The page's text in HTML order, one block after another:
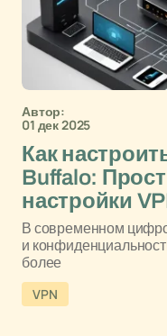
Автор:
01 дек 2025
Как
Buffalo:
настройки
В современном
и
более
VPN